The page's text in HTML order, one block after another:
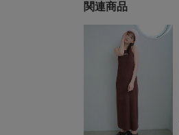
関連商品